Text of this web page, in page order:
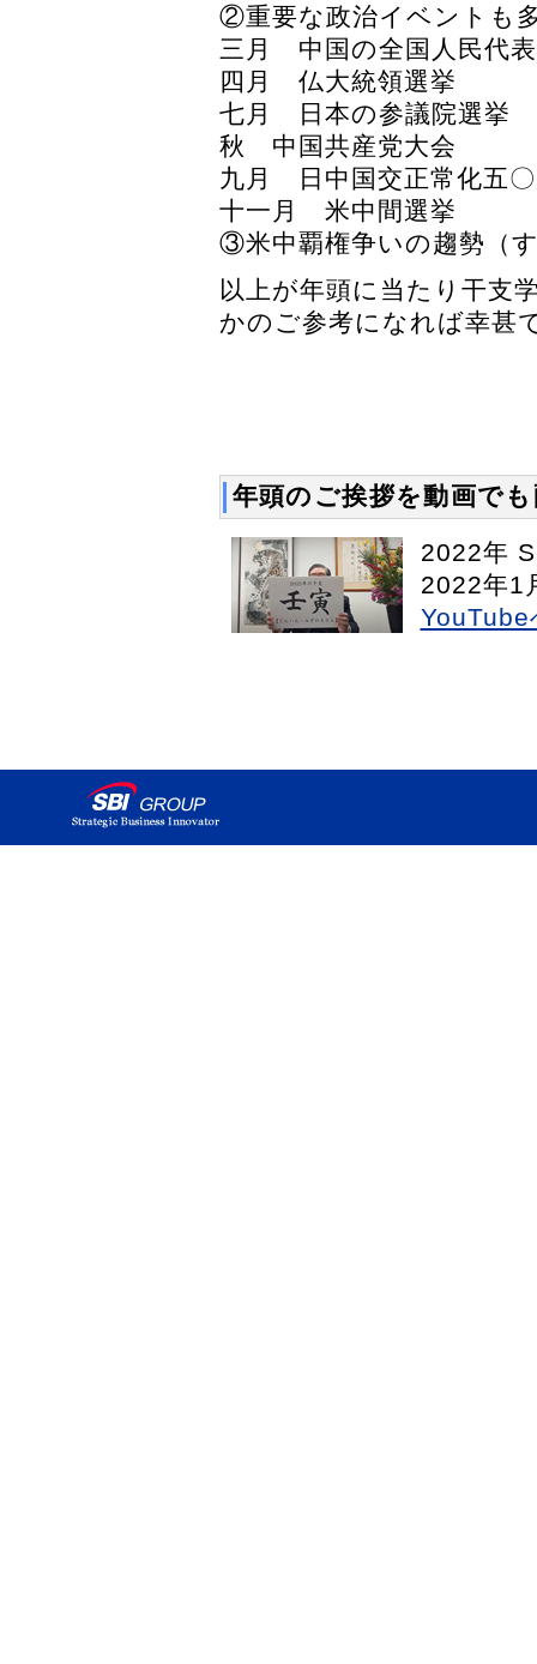
②重要な政治イベントも
三月 中国の全国人民代
四月 仏大統領選挙
七月 日本の参議院選挙
秋 中国共産党大会
九月 日中国交正常化五
十一月 米中間選挙
③米中覇権争いの趨勢（
以上が年頭に当たり干支
かのご参考になれば幸甚
年頭のご挨拶を動画で
2022年
2022年1
YouTube